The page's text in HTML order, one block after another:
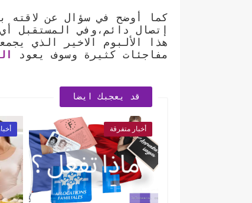
كما أوضح في سؤال عن لاقته
إتصال دائم،وفي المستقبل
هذا الألبوم الاخير الذي
مفاجئات كثيرة وسوف يعود
قد يعجبك ايضا
أخبار متفرقة